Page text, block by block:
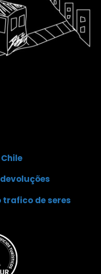
trafico de seres